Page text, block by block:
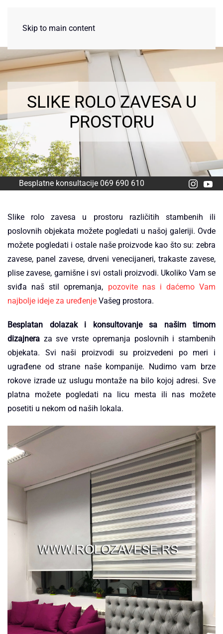
Skip to main content
SLIKE ROLO ZAVESA U
PROSTORU
Besplatne konsultacije 069 690 610
Slike rolo zavesa u prostoru različitih stambenih ili
poslovnih objekata možete pogledati u našoj galeriji. Ovde
možete pogledati i ostale naše proizvode kao što su: zebra
zavese, panel zavese, drveni venecijaneri, trakaste zavese,
plise zavese, garnišne i svi ostali proizvodi. Ukoliko Vam se
sviđa naš stil opremanja, pozovite nas i daćemo Vam
najbolje ideje za uređenje Vašeg prostora.
Besplatan dolazak i konsultovanje sa našim timom
dizajnera za sve vrste opremanja poslovnih i stambenih
objekata. Svi naši proizvodi su proizvedeni po meri i
ugrađene od strane naše kompanije. Nudimo vam brze
rokove izrade uz uslugu montaže na bilo kojoj adresi. Sve
platna možete pogledati na licu mesta ili nas možete
posetiti u nekom od naših lokala.